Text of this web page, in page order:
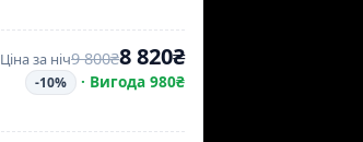
Ціна за ніч9 800₴8 820₴
-10% · Вигода 980₴